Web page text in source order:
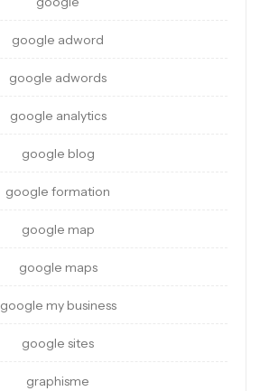
google adword
google adwords
google analytics
google blog
google formation
google map
google maps
google my business
google sites
graphisme